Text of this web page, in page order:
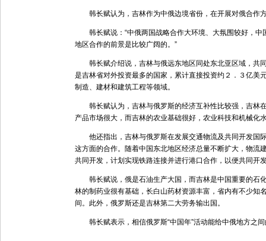
韩长赋认为，吉林作为中俄边境省份，在开展对俄合作
韩长赋说：“中俄两国战略合作大环境、大氛围较好，中
地区合作的前景是比较广阔的。”
韩长赋介绍说，吉林与俄远东地区同处东北亚区域，共
是吉林省对外投资最多的国家，累计直接投资约２．３亿美
制造、建材和建筑工程等领域。
韩长赋认为，吉林与俄罗斯的经济互补性比较强，吉林
产品市场很大，而吉林的农业基础很好，农业科技和机械化
他还指出，吉林与俄罗斯在发展交通物流及共同开发国
这方面的合作。随着中国东北地区经济总量不断扩大，物流
共同开发，计划实现铁路连接并进行港口合作，以便共同开
韩长赋说，俄是石油生产大国，而吉林是中国重要的石
林的制药业很有基础，长白山药材资源丰富，省内有不少知
间。此外，俄罗斯还是吉林第二大劳务输出国。
韩长赋表示，相信俄罗斯“中国年”活动能给中俄地方之